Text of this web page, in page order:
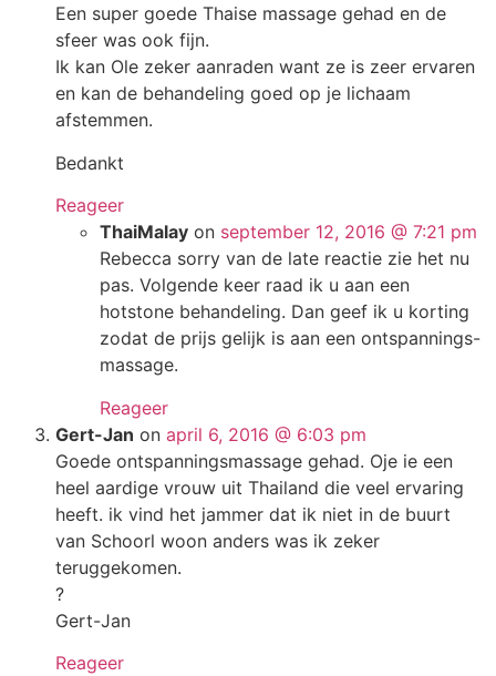
Een super goede Thaise massage gehad en de
sfeer was ook fijn.
Ik kan Ole zeker aanraden want ze is zeer ervaren
en kan de behandeling goed op je lichaam
afstemmen.
Bedankt
Reageer
ThaiMalay on september 12, 2016 @ 7:21 pm
Rebecca sorry van de late reactie zie het nu
pas. Volgende keer raad ik u aan een
hotstone behandeling. Dan geef ik u korting
zodat de prijs gelijk is aan een ontspannings-
massage.
Reageer
Gert-Jan on april 6, 2016 @ 6:03 pm
Goede ontspanningsmassage gehad. Oje ie een
heel aardige vrouw uit Thailand die veel ervaring
heeft. ik vind het jammer dat ik niet in de buurt
van Schoorl woon anders was ik zeker
teruggekomen.
?
Gert-Jan
Reageer